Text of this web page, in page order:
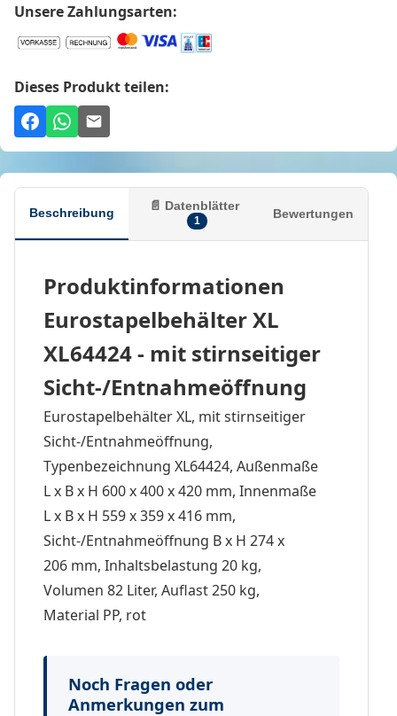
Unsere Zahlungsarten:
Dieses Produkt teilen:
Beschreibung
📄 Datenblätter
1 Bewertungen
Produktinformationen
Eurostapelbehälter XL
XL64424 - mit stirnseitiger
Sicht-/Entnahmeöffnung
Eurostapelbehälter XL, mit stirnseitiger
Sicht-/Entnahmeöffnung,
Typenbezeichnung XL64424, Außenmaße
L x B x H 600 x 400 x 420 mm, Innenmaße
L x B x H 559 x 359 x 416 mm,
Sicht-/Entnahmeöffnung B x H 274 x
206 mm, Inhaltsbelastung 20 kg,
Volumen 82 Liter, Auflast 250 kg,
Material PP, rot
Noch Fragen oder
Anmerkungen zum